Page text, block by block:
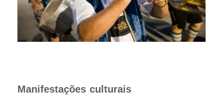
Manifestações culturais